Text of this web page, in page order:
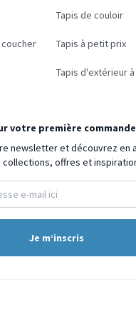
Tapis de couloir
coucher Tapis à petit prix
Tapis d'extérieur
votre première commande
newsletter et découvrez en
collections, offres et
Je m’inscris